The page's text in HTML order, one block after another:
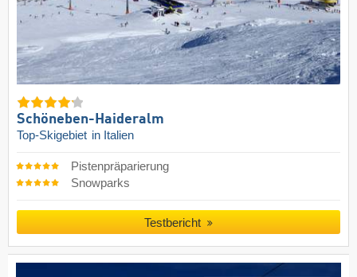
Schöneben-Haideralm
Top-Skigebiet in Italien
Pistenpräparierung
Snowparks
Testbericht